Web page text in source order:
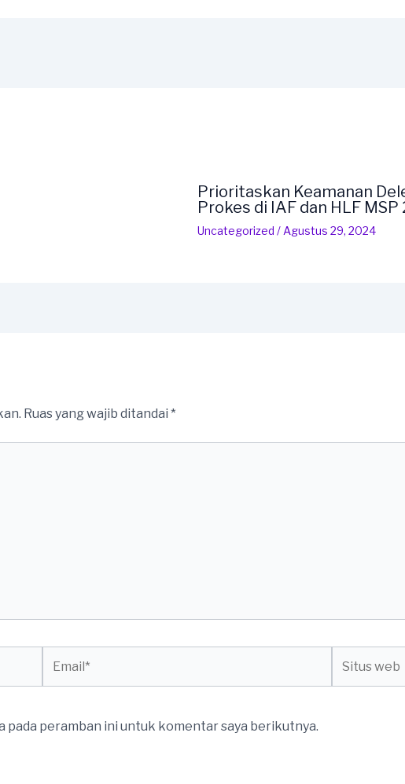
Prioritaskan Keamanan
Prokes di IAF dan HLF MSP
Uncategorized / Agustus 29, 2024
Ruas yang wajib ditandai *
web
pada peramban ini untuk komentar saya berikutnya.